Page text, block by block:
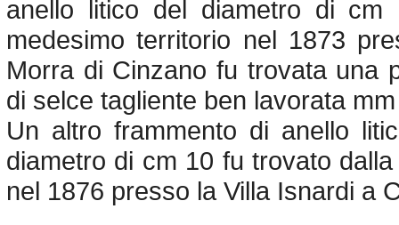
anello litico del diametro di cm
medesimo territorio nel 1873
Morra di Cinzano fu trovata una
di selce tagliente ben lavorata
Un altro frammento di anello
diametro di cm 10 fu trova­to
nel 1876 presso la Villa Isnardi a